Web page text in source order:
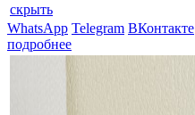
скрыть
WhatsApp Telegram ВКонтакте
подробнее